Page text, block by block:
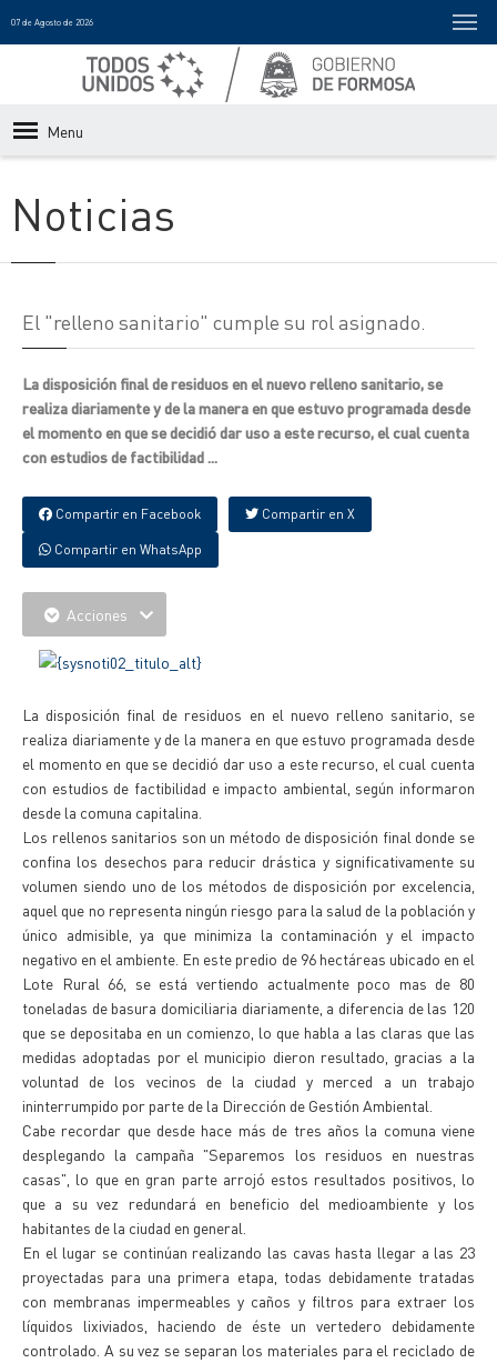
07 de Agosto de 2026
Menu
Noticias
El "relleno sanitario" cumple su rol asignado.
La disposición final de residuos en el nuevo relleno sanitario, se
realiza diariamente y de la manera en que estuvo programada desde
el momento en que se decidió dar uso a este recurso, el cual cuenta
con estudios de factibilidad ...
Compartir en Facebook Compartir en X
Compartir en WhatsApp
Acciones
La disposición final de residuos en el nuevo relleno sanitario, se
realiza diariamente y de la manera en que estuvo programada desde
el momento en que se decidió dar uso a este recurso, el cual cuenta
con estudios de factibilidad e impacto ambiental, según informaron
desde la comuna capitalina.
Los rellenos sanitarios son un método de disposición final donde se
confina los desechos para reducir drástica y significativamente su
volumen siendo uno de los métodos de disposición por excelencia,
aquel que no representa ningún riesgo para la salud de la población y
único admisible, ya que minimiza la contaminación y el impacto
negativo en el ambiente. En este predio de 96 hectáreas ubicado en el
Lote Rural 66, se está vertiendo actualmente poco mas de 80
toneladas de basura domiciliaria diariamente, a diferencia de las 120
que se depositaba en un comienzo, lo que habla a las claras que las
medidas adoptadas por el municipio dieron resultado, gracias a la
voluntad de los vecinos de la ciudad y merced a un trabajo
ininterrumpido por parte de la Dirección de Gestión Ambiental.
Cabe recordar que desde hace más de tres años la comuna viene
desplegando la campaña "Separemos los residuos en nuestras
casas", lo que en gran parte arrojó estos resultados positivos, lo
que a su vez redundará en beneficio del medioambiente y los
habitantes de la ciudad en general.
En el lugar se continúan realizando las cavas hasta llegar a las 23
proyectadas para una primera etapa, todas debidamente tratadas
con membranas impermeables y caños y filtros para extraer los
líquidos lixiviados, haciendo de éste un vertedero debidamente
controlado. A su vez se separan los materiales para el reciclado de